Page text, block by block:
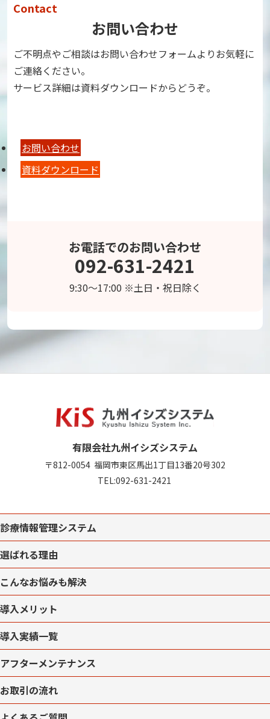
Contact
お問い合わせ
ご不明点やご相談はお問い合わせフォームよりお気軽に
ご連絡ください。
サービス詳細は資料ダウンロードからどうぞ。
お問い合わせ
資料ダウンロード
お電話でのお問い合わせ
092-631-2421
9:30～17:00 ※土日・祝日除く
有限会社九州イシズシステム
〒812-0054 福岡市東区馬出1丁目13番20号302
TEL:092-631-2421
診療情報管理システム
選ばれる理由
こんなお悩みも解決
導入メリット
導入実績一覧
アフターメンテナンス
お取引の流れ